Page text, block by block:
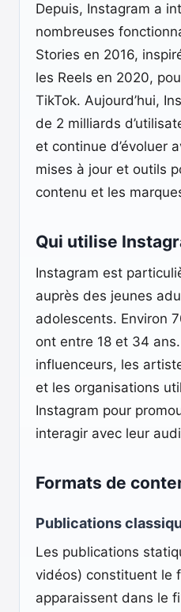
Depuis, Instagram a
nombreuses
Stories en 2016,
les Reels en 2020,
TikTok. Aujourd’hui,
de 2 milliards
et continue d’évoluer
mises à jour et outils
contenu et les
Qui utilise
Instagram est
auprès des jeunes
adolescents. Environ
ont entre 18 et 34
influenceurs, les
et les organisations
Instagram pour
interagir avec leur
Formats de
Publications
Les publications
vidéos) constituent le
apparaissent dans le